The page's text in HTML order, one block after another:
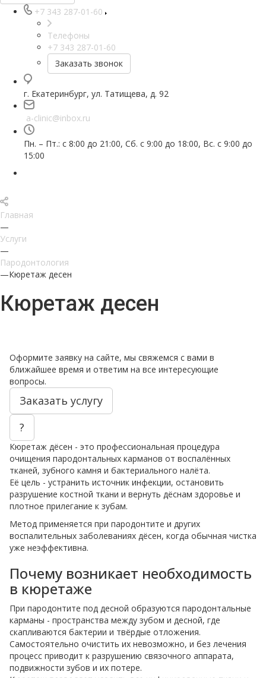
+7 343 287-01-60
Телефоны
+7 343 287-01-60
Заказать звонок
г. Екатеринбург, ул. Татищева, д. 92
a-clinic@inbox.ru
Пн. – Пт.: с 8:00 до 21:00, Сб. с 9:00 до 18:00, Вс. с 9:00 до
15:00
Главная
—
Услуги
—
Пародонтология
—Кюретаж десен
Кюретаж десен
Оформите заявку на сайте, мы свяжемся с вами в
ближайшее время и ответим на все интересующие
вопросы.
Заказать услугу
?
Кюретаж дёсен - это профессиональная процедура
очищения пародонтальных карманов от воспалённых
тканей, зубного камня и бактериального налёта.
Её цель - устранить источник инфекции, остановить
разрушение костной ткани и вернуть дёснам здоровье и
плотное прилегание к зубам.
Метод применяется при пародонтите и других
воспалительных заболеваниях дёсен, когда обычная чистка
уже неэффективна.
Почему возникает необходимость
в кюретаже
При пародонтите под десной образуются пародонтальные
карманы - пространства между зубом и десной, где
скапливаются бактерии и твёрдые отложения.
Самостоятельно очистить их невозможно, и без лечения
процесс приводит к разрушению связочного аппарата,
подвижности зубов и их потере.